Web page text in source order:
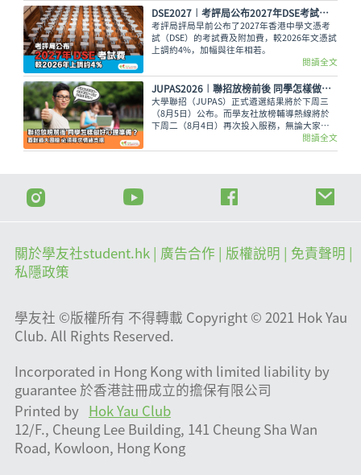
DSE2027︱考評局公布2027年DSE考試費 較2026年上調約4%
考評局評局早前公布了2027年香港中學文憑考
試（DSE）的考試費及附加費，較2026年文憑試
上調約4%，加幅與往年相若。
閱讀全文
JUPAS2026︱聯招放榜前後 同學怎樣做好心理準備？面對過大困擾 必須尋求情緒支援
大學聯招（JUPAS）正式遴選結果將於下周三
（8月5日）公布。而學友社放榜輔導熱線將於
下周二（8月4日）再次投入服務，無論大家有
甚麼出路疑問，又或需要支援輔導、尋求專業意
見，都可致電2503 3399，與學友社輔導員盡情
閱讀全文
關於學友社student.hk | 廣告合作 | 版權說明
| 免責聲明 |
私隱政策
學友社 ©版權所有 不得轉載 Copyright © 2021 Hok Yau
Club. All Rights Reserved.
Incorporated in Hong Kong with limited liability by
guarantee 於香港註冊成立的擔保有限公司
Printed by
Hok Yau Club
12/F., Cheung Lee Building, 141 Cheung Sha Wan
Road, Kowloon, Hong Kong